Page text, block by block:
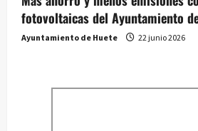
fotovoltaicas del Ayuntamiento
Ayuntamiento de Huete 22 junio 2026